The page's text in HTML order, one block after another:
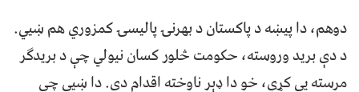
دوهم، دا پیښه د پاکستان د بهرنۍ پالیسۍ کمزوري هم ښيي.
د دې برید وروسته، حکومت څلور کسان نیولي چې د بریدګر
مرسته یې کړې، خو دا ډېر ناوخته اقدام دی. دا ښيي چې